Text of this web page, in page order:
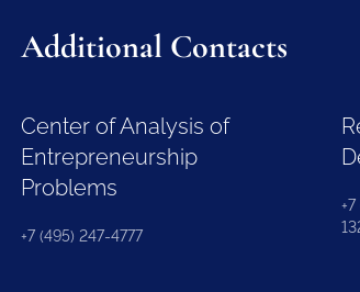
Additional Contacts
Center of Analysis of
Entrepreneurship
Problems
+7 (495) 247-4777